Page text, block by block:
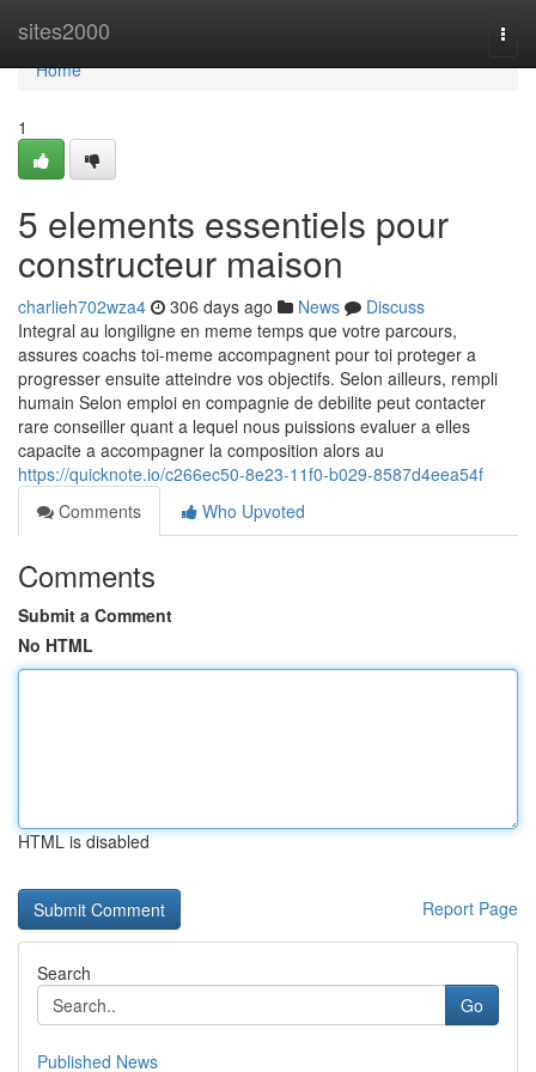
sites2000
Home
Home
1
5 elements essentiels pour
constructeur maison
charlieh702wza4 306 days ago News
Discuss
Integral au longiligne en meme temps que votre parcours,
assures coachs toi-meme accompagnent pour toi proteger a
progresser ensuite atteindre vos objectifs. Selon ailleurs, rempli
humain Selon emploi en compagnie de debilite peut contacter
rare conseiller quant a lequel nous puissions evaluer a elles
capacite a accompagner la composition alors au
https://quicknote.io/c266ec50-8e23-11f0-b029-8587d4eea54f
Comments
Who Upvoted
Comments
Submit a Comment
No HTML
HTML is disabled
Report Page
Search
Go
Published News